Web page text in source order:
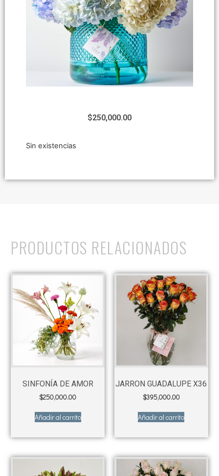
$250,000.00
Sin existencias
PRODUCTOS RELACIONADOS
SINFONÍA DE AMOR
$250,000.00
Añadir al carrito
JARRON GUADALUPE X36
$395,000.00
Añadir al carrito